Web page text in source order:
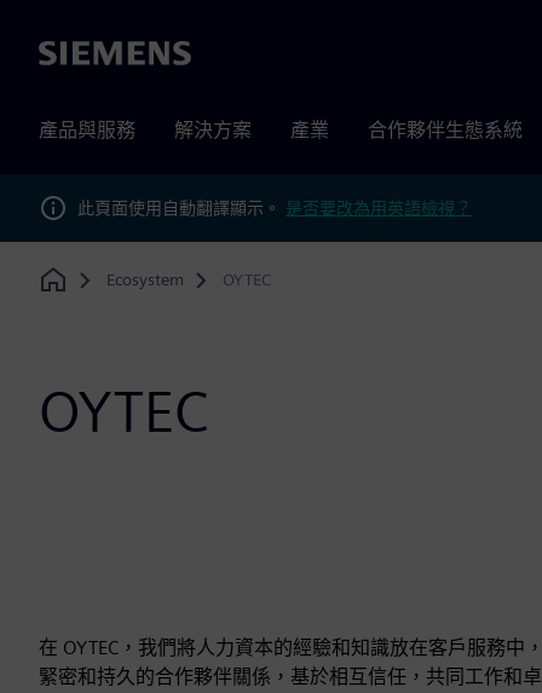
Siemens
產品與服務 解決方案 產業 合作夥伴生態系統
此頁面使用自動翻譯顯示。 是否要改為用英語檢視？
Home
Ecosystem OYTEC
OYTEC
在 OYTEC，我們將人力資本的經驗和知識放在客戶服務
緊密和持久的合作夥伴關係，基於相互信任，共同工作和